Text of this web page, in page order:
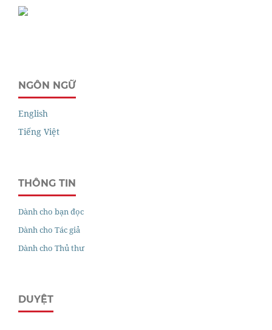
NGÔN NGỮ
English
Tiếng Việt
THÔNG TIN
Dành cho bạn đọc
Dành cho Tác giả
Dành cho Thủ thư
DUYỆT